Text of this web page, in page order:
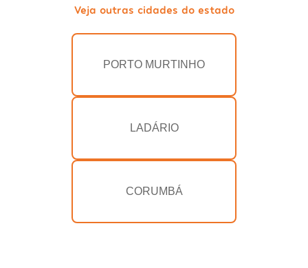
Veja outras cidades do estado
PORTO MURTINHO
LADÁRIO
CORUMBÁ